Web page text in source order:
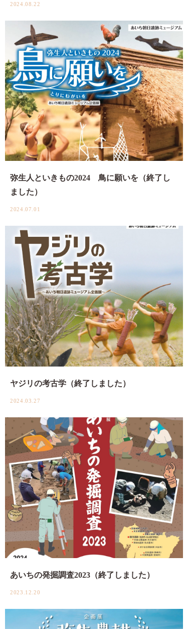
2024.08.22
弥生人といきもの2024 鳥に願いを（終了し
ました）
2024.07.01
ヤジリの考古学（終了しました）
2024.03.27
あいちの発掘調査2023（終了しました）
2023.12.20